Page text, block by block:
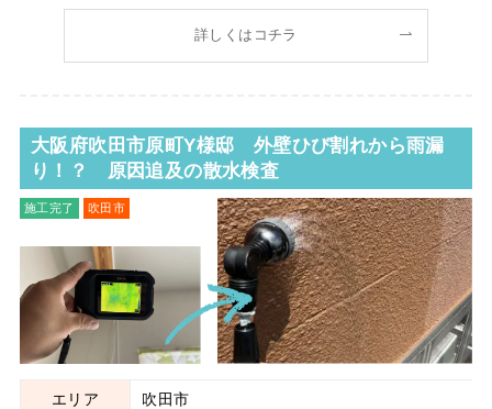
が、調査を進めると意外な原因が見えてきました。 ■ 雨漏り
詳しくはコチラ
大阪府吹田市原町Y様邸 外壁ひび割れから雨漏
り！？ 原因追及の散水検査
施工完了
吹田市
エリア 吹田市